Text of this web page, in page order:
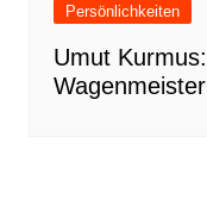
Persönlichkeiten
Umut
Wagenmeister